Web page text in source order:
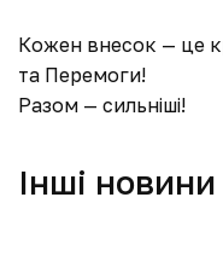
Кожен внесок — це
та Перемоги!
Разом — сильніші!
Інші новини